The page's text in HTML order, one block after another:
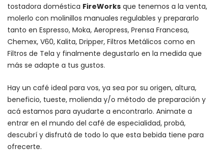
tostadora doméstica FireWorks que tenemos a la venta,
molerlo con molinillos manuales regulables y prepararlo
tanto en Espresso, Moka, Aeropress, Prensa Francesa,
Chemex, V60, Kalita, Dripper, Filtros Metálicos como en
Filtros de Tela y finalmente degustarlo en la medida que
más se adapte a tus gustos.
Hay un café ideal para vos, ya sea por su origen, altura,
beneficio, tueste, molienda y/o método de preparación y
acá estamos para ayudarte a encontrarlo. Animate a
entrar en el mundo del café de especialidad, probá,
descubrí y disfrutá de todo lo que esta bebida tiene para
ofrecerte.